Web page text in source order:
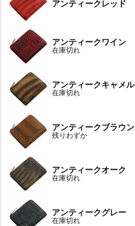
アンティークレッド
アンティークワイン
在庫切れ
アンティークキャメル
在庫切れ
アンティークブラウン
残りわずか
アンティークオーク
在庫切れ
アンティークグレー
在庫切れ